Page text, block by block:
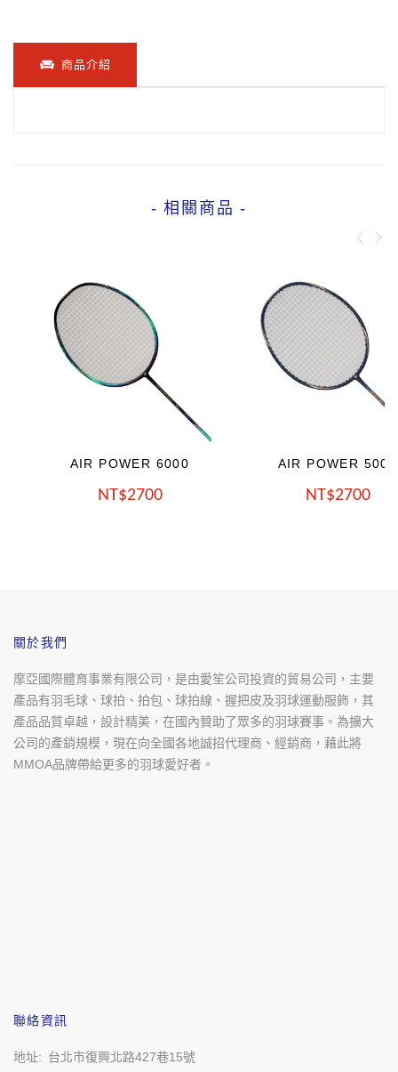
商品介紹
- 相關商品 -
AIR POWER 6000
2700
AIR POWER 5000
2700
關於我們
摩亞國際體育事業有限公司，是由愛笙公司投資的貿易公司，主要
產品有羽毛球、球拍、拍包、球拍線、握把皮及羽球運動服飾，其
產品品質卓越，設計精美，在國內贊助了眾多的羽球賽事。為擴大
公司的產銷規模，現在向全國各地誠招代理商、經銷商，藉此將
MMOA品牌帶給更多的羽球愛好者。
聯絡資訊
地址 台北市復興北路427巷15號